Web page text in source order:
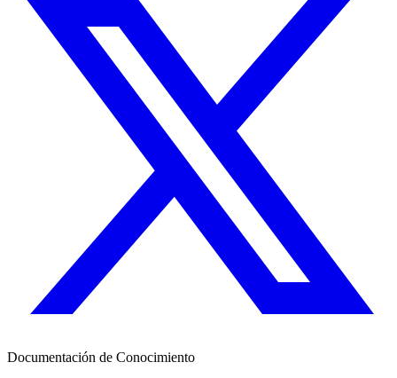
Documentación de Conocimiento